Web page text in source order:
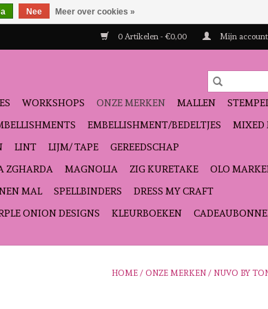
0 Artikelen - €0,00 Mijn
WORKSHOPS ONZE MERKEN MALLEN
EMBELLISHMENT/BEDELTJES
MIXED
LINT LIJM/ TAPE
GEREEDSCHAP
ZGHARDA MAGNOLIA ZIG KURETAKE
OLO
MAL SPELLBINDERS
DRESS MY CRAFT
ONION DESIGNS KLEURBOEKEN
HOME / ONZE MERKEN / NUVO BY
Nee Meer over cookies »